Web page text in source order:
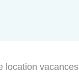
location